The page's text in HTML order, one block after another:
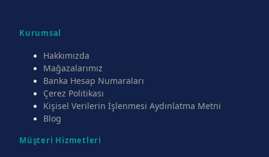
Kurumsal
Hakkımızda
Mağazalarımız
Banka Hesap Numaraları
Çerez Politikası
Kişisel Verilerin İşlenmesi Aydınlatma Metni
Blog
Müşteri Hizmetleri